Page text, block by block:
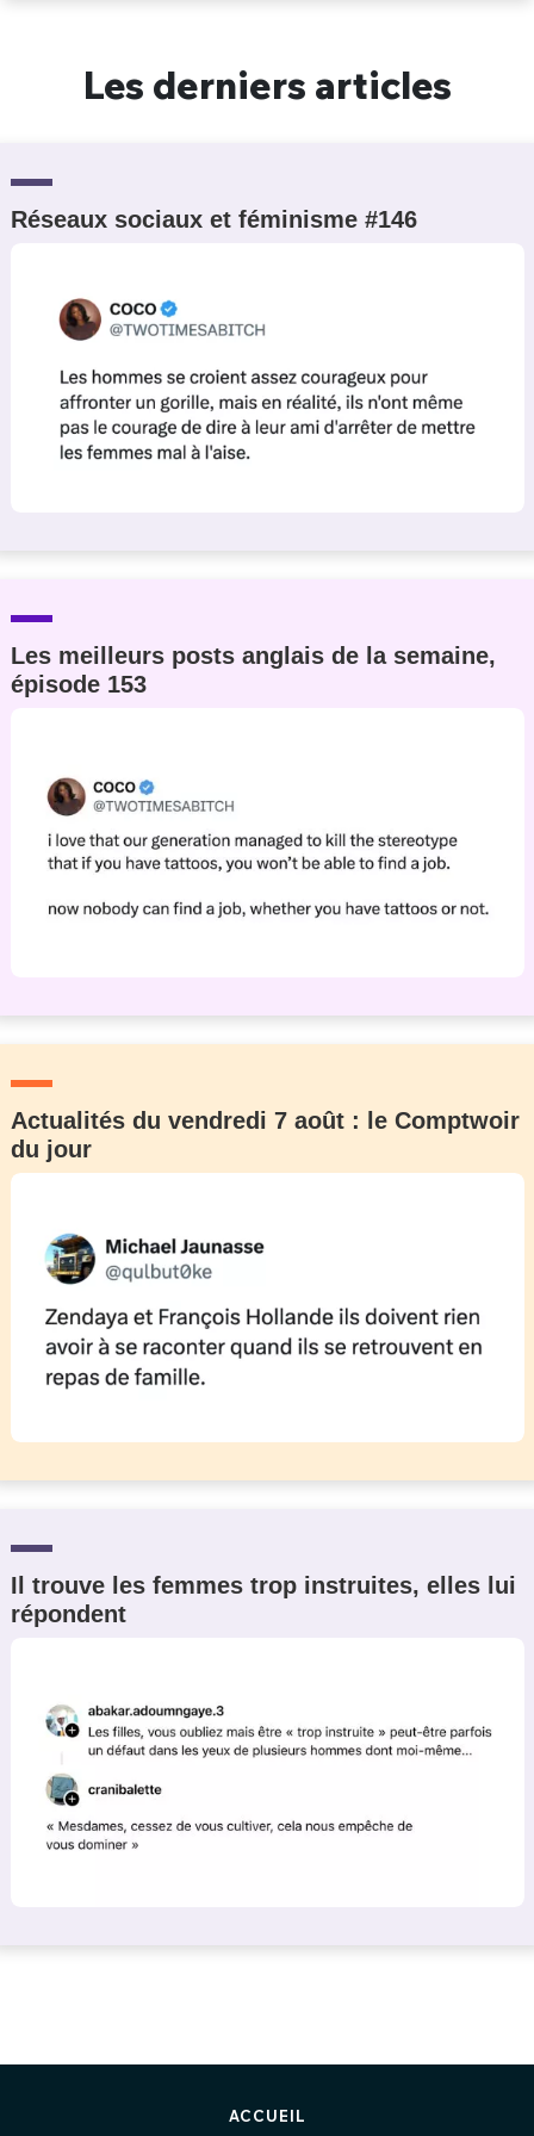
Les derniers articles
Réseaux sociaux et féminisme #146
Les meilleurs posts anglais de la semaine,
épisode 153
Actualités du vendredi 7 août : le Comptwoir
du jour
Il trouve les femmes trop instruites, elles lui
répondent
ACCUEIL